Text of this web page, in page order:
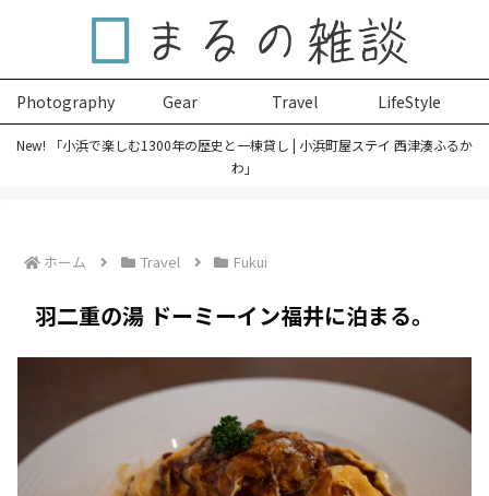
Photography Gear Travel LifeStyle
New! 「小浜で楽しむ1300年の歴史と一棟貸し | 小浜町屋ステイ 西津湊ふるか
わ」
ホーム Travel Fukui
羽二重の湯 ドーミーイン福井に泊まる。